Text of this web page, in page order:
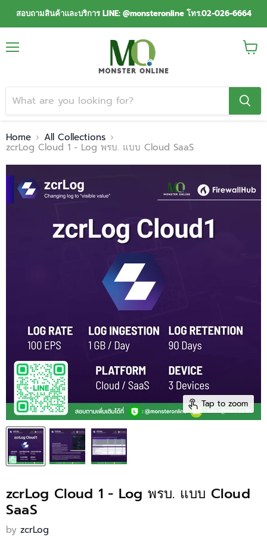
สอบถามสินค้าและบริการ LINE: @monsteronline โทร.02-026-6664
View
Home All Collections
zcrLog Cloud 1 - Log พรบ. แบบ Cloud SaaS
Tap to zoom
zcrLog Cloud 1 - Log พรบ. แบบ Cloud
SaaS
by zcrLog